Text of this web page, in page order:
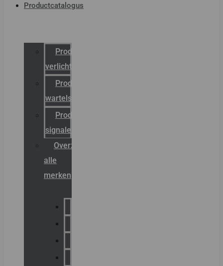
Productcatalogus
Productcatalogus
verlichting
Productcatalogus
wartels
Productcatalogus
signalering
Overzicht
alle
merken